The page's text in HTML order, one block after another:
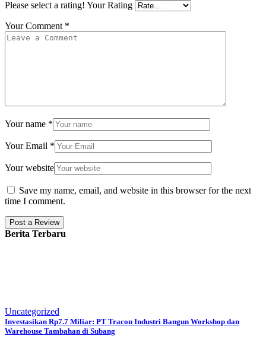
Please select a rating! Your Rating
Your Comment *
Your name *
Your Email *
Your website
Save my name, email, and website in this browser for the next
time I comment.
Berita Terbaru
Uncategorized
Investasikan Rp7.7 Miliar: PT Tracon Industri Bangun Workshop dan
Warehouse Tambahan di Subang